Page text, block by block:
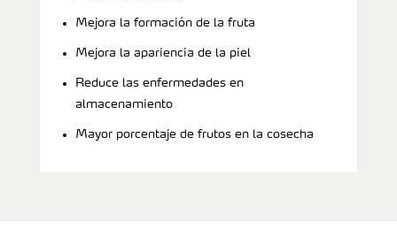
Mejora la formación de la fruta
Mejora la apariencia de la piel
Reduce las enfermedades en
almacenamiento
Mayor porcentaje de frutos en la cosecha